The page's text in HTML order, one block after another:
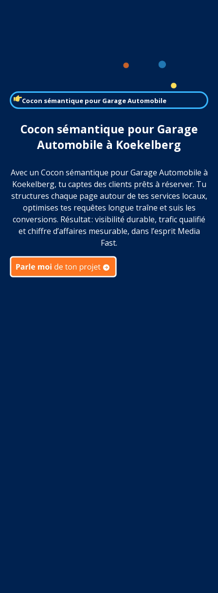
Cocon sémantique pour Garage Automobile
Cocon sémantique pour Garage
Automobile à Koekelberg
Avec un Cocon sémantique pour Garage Automobile à
Koekelberg, tu captes des clients prêts à réserver. Tu
structures chaque page autour de tes services locaux,
optimises tes requêtes longue traîne et suis les
conversions. Résultat : visibilité durable, trafic qualifié
et chiffre d’affaires mesurable, dans l’esprit Media
Fast.